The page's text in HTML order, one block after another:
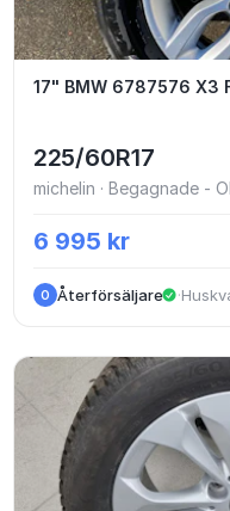
17" BMW
225/60R17
michelin · Begagnade -
6 995 kr
O Återförsäljare ·